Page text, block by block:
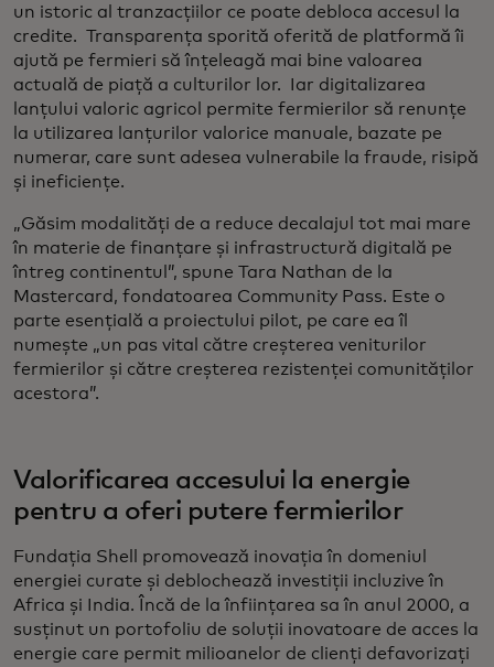
un istoric al tranzacțiilor ce poate debloca accesul la
credite. Transparența sporită oferită de platformă îi
ajută pe fermieri să înțeleagă mai bine valoarea
actuală de piață a culturilor lor. Iar digitalizarea
lanțului valoric agricol permite fermierilor să renunțe
la utilizarea lanțurilor valorice manuale, bazate pe
numerar, care sunt adesea vulnerabile la fraude, risipă
și ineficiențe.
„Găsim modalități de a reduce decalajul tot mai mare
în materie de finanțare și infrastructură digitală pe
întreg continentul”, spune Tara Nathan de la
Mastercard, fondatoarea Community Pass. Este o
parte esențială a proiectului pilot, pe care ea îl
numește „un pas vital către creșterea veniturilor
fermierilor și către creșterea rezistenței comunităților
acestora”.
Valorificarea accesului la energie
pentru a oferi putere fermierilor
Fundația Shell promovează inovația în domeniul
energiei curate și deblochează investiții incluzive în
Africa și India. Încă de la înființarea sa în anul 2000, a
susținut un portofoliu de soluții inovatoare de acces la
energie care permit milioanelor de clienți defavorizați